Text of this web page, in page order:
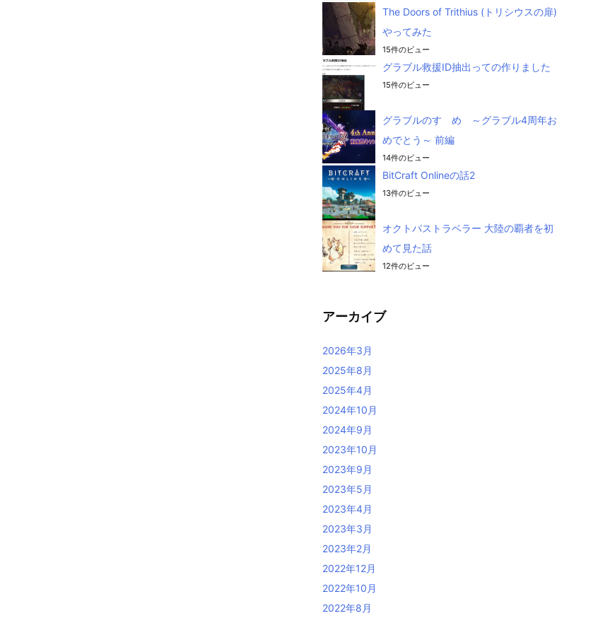
The Doors of Trithius (トリシウスの扉)
やってみた
15件のビュー
グラブル救援ID抽出っての作りました
15件のビュー
グラブルのすゝめ ～グラブル4周年お
めでとう～ 前編
14件のビュー
BitCraft Onlineの話2
13件のビュー
オクトパストラベラー 大陸の覇者を初
めて見た話
12件のビュー
アーカイブ
2026年3月
2025年8月
2025年4月
2024年10月
2024年9月
2023年10月
2023年9月
2023年5月
2023年4月
2023年3月
2023年2月
2022年12月
2022年10月
2022年8月